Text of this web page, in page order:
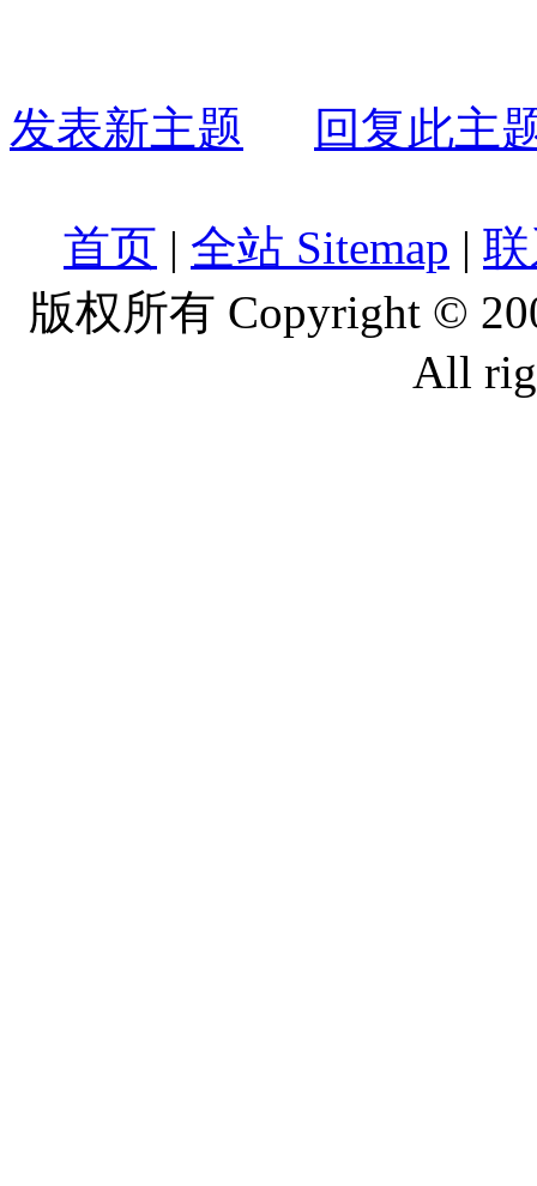
发表新主题 回复此主
首页 | 全站 Sitemap |
版权所有 Copyright ©
All